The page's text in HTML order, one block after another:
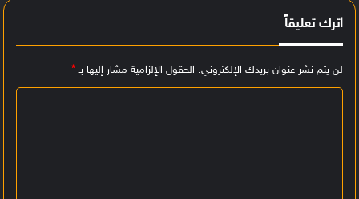
اترك تعليقاً
لن يتم نشر عنوان بريدك الإلكتروني. الحقول الإلزامية مشار إليها بـ*